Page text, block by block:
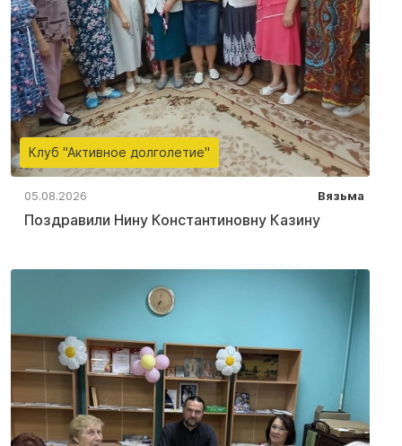
Клуб "Активное долголетие"
05.08.2026 Вязьма
Поздравили Нину Константиновну Казину